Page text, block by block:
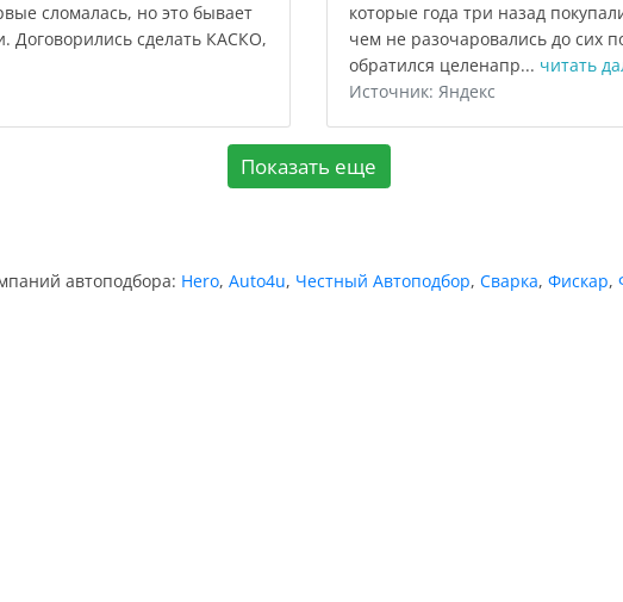
сломалась, но это бывает
Договорились сделать КАСКО,
которые года три назад
чем не разочаровались до сих
обратился целенапр... читать
Источник: Яндекс
Показать еще
автоподбора: Hero, Auto4u, Честный Автоподбор, Сварка, Фискар,